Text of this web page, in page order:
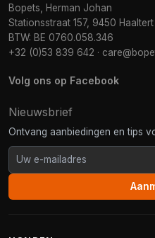
Bopets, Herman Johan
Stationsstraat 157, 9450 Haaltert
BTW: BE 0760.058.346
+32 (0)53 839 642 ·
Volg ons op Facebook
Nieuwsbrief
Ontvang aanbiedingen en tips